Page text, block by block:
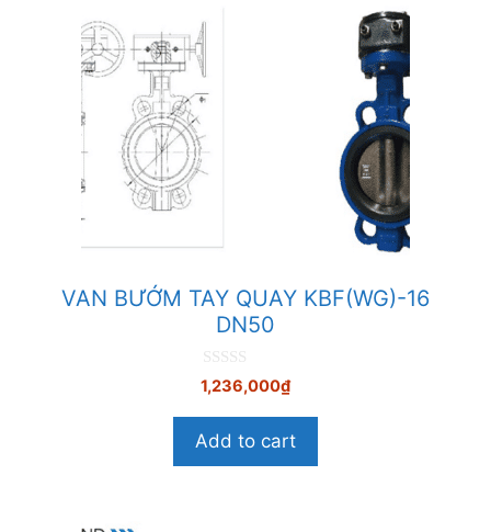
VAN BƯỚM TAY QUAY KBF(WG)-16
DN50
0
n
à
5
1,236,000₫
Add to cart